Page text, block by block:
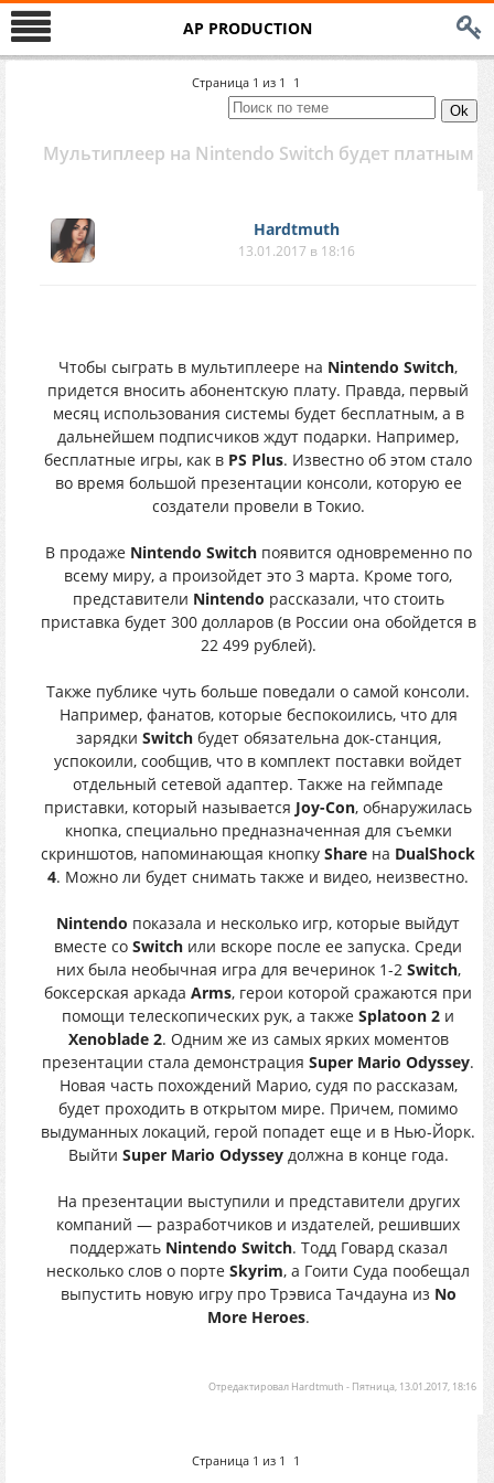
AP PRODUCTION
Страница 1 из 1 1
Мультиплеер на Nintendo Switch будет платным
Hardtmuth
13.01.2017 в 18:16
Чтобы сыграть в мультиплеере на Nintendo Switch,
придется вносить абонентскую плату. Правда, первый
месяц использования системы будет бесплатным, а в
дальнейшем подписчиков ждут подарки. Например,
бесплатные игры, как в PS Plus. Известно об этом стало
во время большой презентации консоли, которую ее
создатели провели в Токио.
В продаже Nintendo Switchпоявится одновременно по
всему миру, а произойдет это 3 марта. Кроме того,
представители Nintendo рассказали, что стоить
приставка будет 300 долларов (в России она обойдется в
22 499 рублей).
Также публике чуть больше поведали о самой консоли.
Например, фанатов, которые беспокоились, что для
зарядки Switchбудет обязательна док-станция,
успокоили, сообщив, что в комплект поставки войдет
отдельный сетевой адаптер. Также на геймпаде
приставки, который называется Joy-Con, обнаружилась
кнопка, специально предназначенная для съемки
скриншотов, напоминающая кнопку Share на DualShock
4. Можно ли будет снимать также и видео, неизвестно.
Nintendo показала и несколько игр, которые выйдут
вместе со Switch или вскоре после ее запуска. Среди
них была необычная игра для вечеринок 1-2 Switch,
боксерская аркада Arms, герои которой сражаются при
помощи телескопических рук, а также Splatoon 2 и
Xenoblade 2. Одним же из самых ярких моментов
презентации стала демонстрация Super Mario Odyssey.
Новая часть похождений Марио, судя по рассказам,
будет проходить в открытом мире. Причем, помимо
выдуманных локаций, герой попадет еще и в Нью-Йорк.
Выйти Super Mario Odysseyдолжна в конце года.
На презентации выступили и представители других
компаний — разработчиков и издателей, решивших
поддержать Nintendo Switch. Тодд Говард сказал
несколько слов о порте Skyrim, а Гоити Суда пообещал
выпустить новую игру про Трэвиса Тачдауна из No
More Heroes.
Отредактировал Hardtmuth - Пятница, 13.01.2017, 18:16
Страница 1 из 1 1